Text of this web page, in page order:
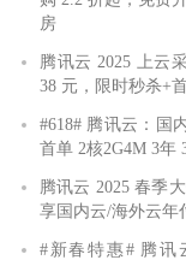
房
腾讯云 2025 上云
38 元，限时秒杀+
#618# 腾讯云：国
首单 2核2G4M 3年
腾讯云 2025 春季
享国内云/海外云年
#新春特惠# 腾讯